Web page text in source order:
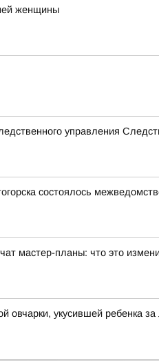
женщины
управления
состоялось
мастер-планы: что это
укусившей ребенка за